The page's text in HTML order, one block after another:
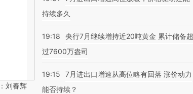
刘春辉
持续多久
19:18
央行7月继续增持近20吨黄金 累计储备超
过7600万盎司
19:15
7月进出口增速从高位略有回落 涨价动力
能否持续？